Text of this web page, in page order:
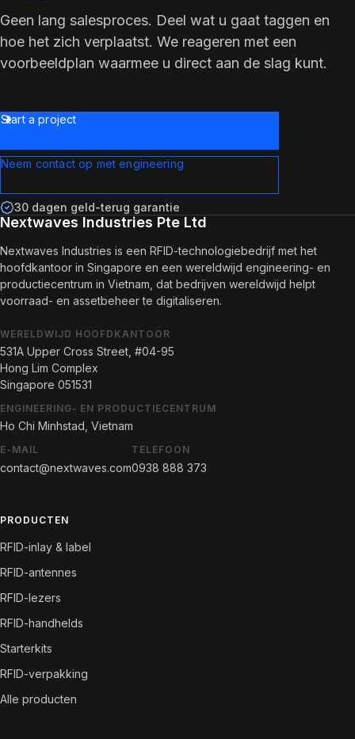
Geen lang salesproces. Deel wat u gaat taggen en
hoe het zich verplaatst. We reageren met een
voorbeeldplan waarmee u direct aan de slag kunt.
Start a project
Neem contact op met engineering
30 dagen geld-terug garantie
Nextwaves Industries Pte Ltd
Nextwaves Industries is een RFID-technologiebedrijf met het
hoofdkantoor in Singapore en een wereldwijd engineering- en
productiecentrum in Vietnam, dat bedrijven wereldwijd helpt
voorraad- en assetbeheer te digitaliseren.
WERELDWIJD HOOFDKANTOOR
531A Upper Cross Street, #04-95
Hong Lim Complex
Singapore 051531
ENGINEERING- EN PRODUCTIECENTRUM
Ho Chi Minhstad, Vietnam
E-MAIL
contact@nextwaves.com
TELEFOON
0938 888 373
PRODUCTEN
RFID-inlay & label
RFID-antennes
RFID-lezers
RFID-handhelds
Starterkits
RFID-verpakking
Alle producten